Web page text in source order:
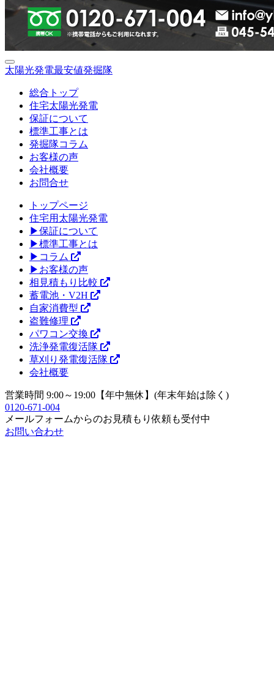
太陽光発電最安値発掘隊
総合トップ
住宅太陽光発電
保証について
標準工事とは
発掘隊コラム
お客様の声
会社概要
お問合せ
トップページ
住宅用太陽光発電
▶保証について
▶標準工事とは
▶コラム
▶お客様の声
相見積もり比較
蓄電池・V2H
自家消費型
盗難修理
パワコン交換
洗浄発電復活隊
草刈り発電復活隊
会社概要
営業時間 9:00～19:00【年中無休】(年末年始は除く)
0120-671-004
メールフォームからのお見積もり依頼も受付中
お問い合わせ